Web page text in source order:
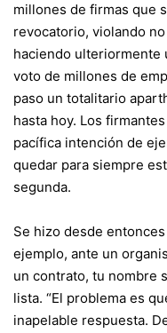
millones de firmas que
revocatorio, violando
haciendo ulteriormente
voto de millones de
paso un totalitario
hasta hoy. Los
pacífica intención de
quedar para siempre
segunda.
Se hizo desde
ejemplo, ante un
un contrato, tu nombre
lista. “El problema es
inapelable respuesta.